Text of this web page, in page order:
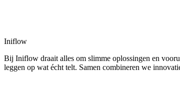
Iniflow
Bij Iniflow draait alles om slimme oplossingen en
leggen op wat écht telt. Samen combineren we